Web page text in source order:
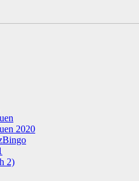
2020
2)